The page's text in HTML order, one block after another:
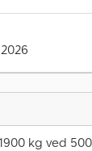
kg ved